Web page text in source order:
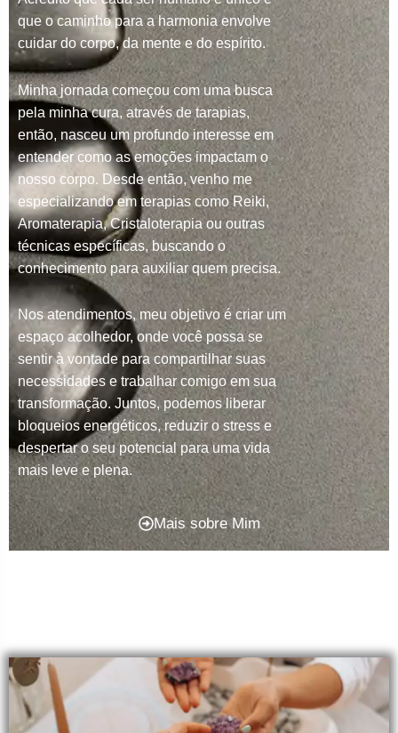
que o caminho para a harmonia envolve
cuidar do corpo, da mente e do espírito.
Minha jornada começou com uma busca
pela minha cura, através de tarapias,
então, nasceu um profundo interesse em
entender como as emoções impactam o
nosso corpo. Desde então, venho me
especializando em terapias como Reiki,
Aromaterapia, Cristaloterapia ou outras
técnicas específicas, buscando o
conhecimento para auxiliar quem precisa.
Nos atendimentos, meu objetivo é criar um
espaço acolhedor, onde você possa se
sentir à vontade para compartilhar suas
necessidades e trabalhar comigo em sua
transformação. Juntos, podemos liberar
bloqueios energéticos, reduzir o stress e
despertar o seu potencial para uma vida
mais leve e plena.
Mais sobre Mim